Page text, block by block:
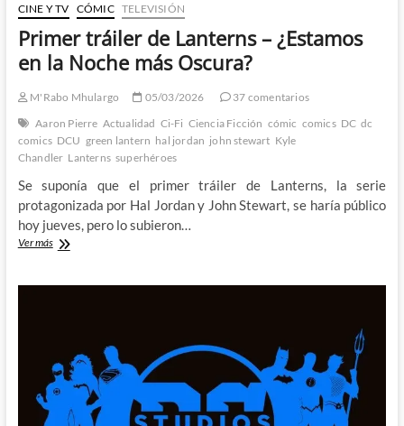
CINE Y TV CÓMIC TELEVISIÓN
Primer tráiler de Lanterns – ¿Estamos
en la Noche más Oscura?
M'Rabo Mhulargo 05/03/2026
37 comentarios
Aaron Pierre Actualidad Ci-Fi Ciencia Ficción cómic comics DC dc
comics DCU green lantern hal jordan john stewart Kyle
Chandler Lanterns superhéroes
Se suponía que el primer tráiler de Lanterns, la serie
protagonizada por Hal Jordan y John Stewart, se haría público
hoy jueves, pero lo subieron…
Ver másPrimer
Noche
más
Oscura?